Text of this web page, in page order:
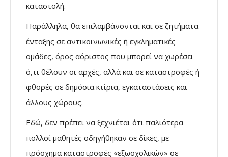
καταστολή.
Παράλληλα, θα επιλαμβάνονται και σε ζητήματα
ένταξης σε αντικοινωνικές ή εγκληματικές
ομάδες, όρος αόριστος που μπορεί να χωρέσει
ό,τι θέλουν οι αρχές, αλλά και σε καταστροφές ή
φθορές σε δημόσια κτίρια, εγκαταστάσεις και
άλλους χώρους.
Εδώ, δεν πρέπει να ξεχνιέται ότι παλιότερα
πολλοί μαθητές οδηγήθηκαν σε δίκες, με
πρόσχημα καταστροφές «εξωσχολικών» σε